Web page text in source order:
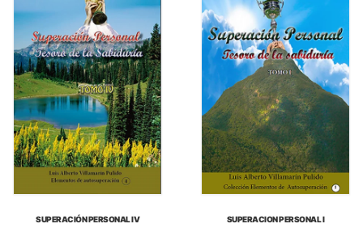
SUPERACIÓN PERSONAL IV SUPERACION PERSONAL I